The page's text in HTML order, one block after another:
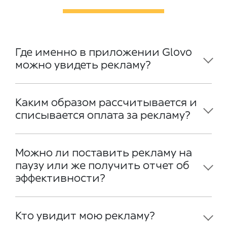
Где именно в приложении Glovo
можно увидеть рекламу?
Каким образом рассчитывается и
списывается оплата за рекламу?
Можно ли поставить рекламу на
паузу или же получить отчет об
эффективности?
Кто увидит мою рекламу?